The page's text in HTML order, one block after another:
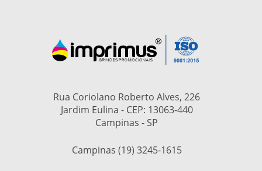
Rua Coriolano Roberto Alves, 226
Jardim Eulina - CEP: 13063-440
Campinas - SP
Campinas (19) 3245-1615